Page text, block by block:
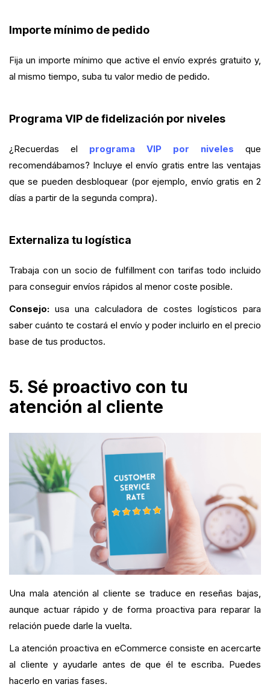
Importe mínimo de pedido
Fija un importe mínimo que active el envío exprés gratuito y,
al mismo tiempo, suba tu valor medio de pedido.
Programa VIP de fidelización por niveles
¿Recuerdas el programa VIP por niveles que
recomendábamos? Incluye el envío gratis entre las ventajas
que se pueden desbloquear (por ejemplo, envío gratis en 2
días a partir de la segunda compra).
Externaliza tu logística
Trabaja con un socio de fulfillment con tarifas todo incluido
para conseguir envíos rápidos al menor coste posible.
Consejo: usa una calculadora de costes logísticos para
saber cuánto te costará el envío y poder incluirlo en el precio
base de tus productos.
5. Sé proactivo con tu
atención al cliente
Una mala atención al cliente se traduce en reseñas bajas,
aunque actuar rápido y de forma proactiva para reparar la
relación puede darle la vuelta.
La atención proactiva en eCommerce consiste en acercarte
al cliente y ayudarle antes de que él te escriba. Puedes
hacerlo en varias fases.